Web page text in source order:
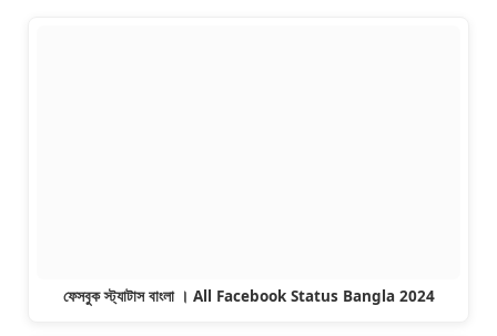
ফেসবুক স্ট্যাটাস বাংলা । All Facebook Status Bangla 2024